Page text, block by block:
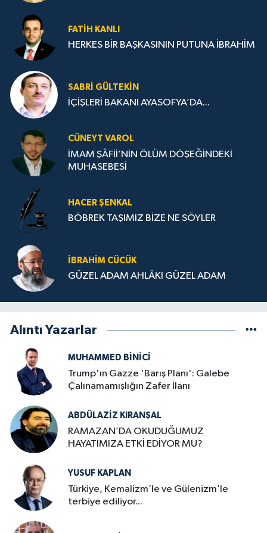
FATIH KANLI
HERKES BİR BAŞKASININ PUTUNA İBRAHİM
SABRI GÜLTEKIN
İÇİŞLERİ BAKANI AYASOFYA’DA...
CÜNEYT VAROL
İMAM ŞÂFİİ’NİN ÖLÜM DÖŞEĞİNDEKİ
MUHASEBESİ
HACER ŞENKAL
BÖBREK TAŞIMIZ BİZE NE SÖYLER
İBRAHIM CÜCÜK
GÜZEL ADAM AHLÂKI GÜZEL ADAM
Alıntı Yazarlar
MUHAMMED BINICI
Trump'ın Gazze 'Barış Planı': Galebe
Çalınamamışlığın Zafer İlanı
ABDÜLAZIZ KIRANŞAL
RAMAZAN’DA OKUDUĞUMUZ
HAYATIMIZA ETKİ EDİYOR MU?
YUSUF KAPLAN
Türkiye, Kemalizm’le ve Gülenizm’le
terbiye ediliyor...